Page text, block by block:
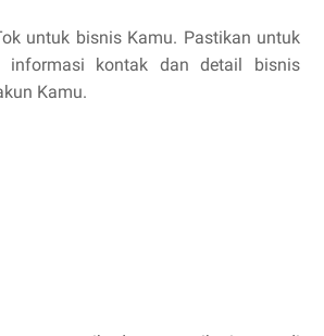
untuk bisnis Kamu. Pastikan untuk
informasi kontak dan detail bisnis
Kamu.